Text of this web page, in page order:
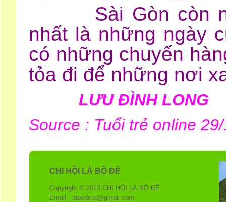
Sài Gòn còn
nhất là những ngày
có những chuyến
tỏa đi để những nơi
LƯU ĐÌNH LONG
Source : Tuổi trẻ online
CHI HỘI LÁ BỒ ĐỀ
Copyright © 2013 CHI HỘI LÁ BỒ ĐỀ.
Email : labode.tt@gmail.com